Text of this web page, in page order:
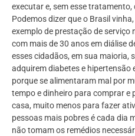
executar e, sem esse
Podemos dizer que o Brasil
exemplo de prestação de
com mais de 30 anos em diálise
esses cidadãos, em sua maioria,
adquirem diabetes e hipertensão
porque se alimentaram mal por
tempo e dinheiro para comprar e
casa, muito menos para fazer
pessoas mais pobres é cada dia
não tomam os remédios